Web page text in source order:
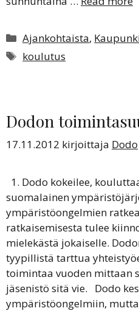
Kategoriat
Ajankohtaista,
Avainsanat
koulutus
Dodon
17.11.2012 kirjoittaja Dodo
1. Dodo kokeilee,
suomalainen
ympäristöongelmien
ratkaisemisesta tulee
mielekästä jokaiselle.
tyypillistä tarttua
toimintaa vuoden mittaan
jäsenistö sitä vie. Dodo
ympäristöongelmiin,